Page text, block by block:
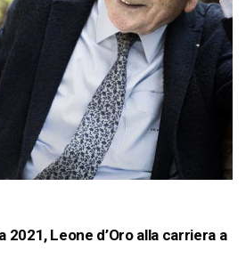
Leone d’Oro alla carriera a